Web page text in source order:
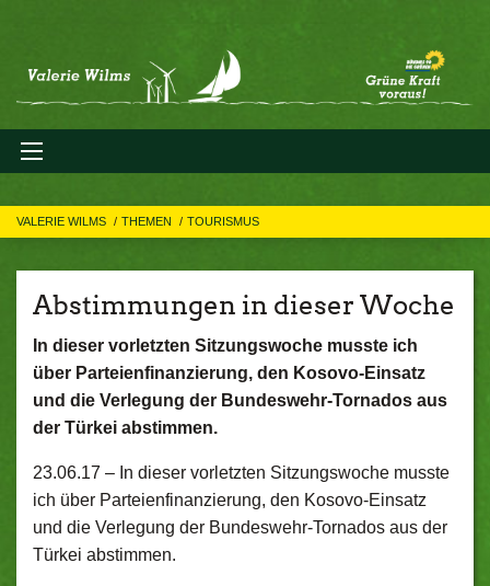
VALERIE WILMS THEMEN TOURISMUS
Abstimmungen in dieser Woche
In dieser vorletzten Sitzungswoche musste ich
über Parteienfinanzierung, den Kosovo-Einsatz
und die Verlegung der Bundeswehr-Tornados aus
der Türkei abstimmen.
23.06.17 – In dieser vorletzten Sitzungswoche musste
ich über Parteienfinanzierung, den Kosovo-Einsatz
und die Verlegung der Bundeswehr-Tornados aus der
Türkei abstimmen.